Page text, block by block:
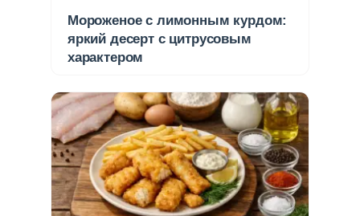
Мороженое с лимонным курдом:
яркий десерт с цитрусовым
характером